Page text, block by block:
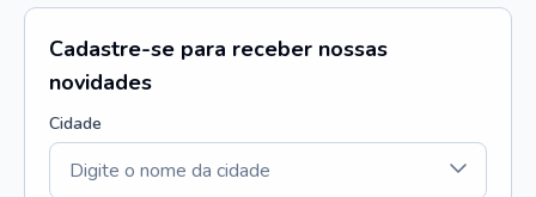
Cadastre-se para receber nossas
novidades
Cidade